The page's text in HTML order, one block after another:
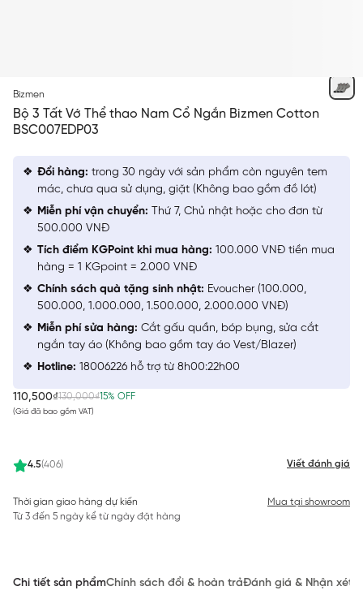
Bizmen
Bộ 3 Tất Vớ Thể thao Nam Cổ Ngắn Bizmen Cotton
BSC007EDP03
110,500₫130,000₫15% OFF
(Giá đã bao gồm VAT)
4.5(406) Viết đánh giá
Thời gian giao hàng dự kiến
Từ 3 đến 5 ngày kể từ ngày đặt hàng
Mua tại showroom
Đổi hàng: trong 30 ngày với sản phẩm còn nguyên tem
mác, chưa qua sử dụng, giặt (Không bao gồm đồ lót)
Miễn phí vận chuyển: Thứ 7, Chủ nhật hoặc cho đơn từ
500.000 VNĐ
Tích điểm KGPoint khi mua hàng: 100.000 VNĐ tiền mua
hàng = 1 KGpoint = 2.000 VNĐ
Chính sách quà tặng sinh nhật: Evoucher (100.000,
500.000, 1.000.000, 1.500.000, 2.000.000 VNĐ)
Miễn phí sửa hàng: Cắt gấu quần, bóp bụng, sửa cắt
ngắn tay áo (Không bao gồm tay áo Vest/Blazer)
Hotline: 18006226 hỗ trợ từ 8h00:22h00
Chi tiết sản phẩmChính sách đổi & hoàn trảĐánh giá & Nhận xét